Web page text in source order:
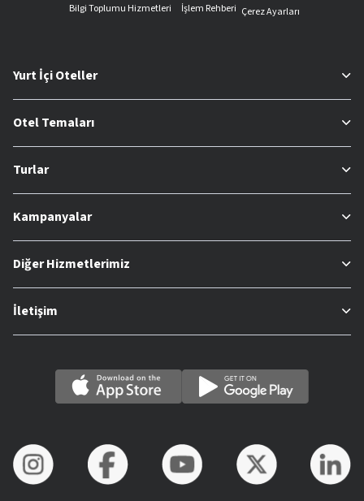
Bilgi Toplumu Hizmetleri
İşlem Rehberi Çerez Ayarları
Yurt İçi Oteller
Otel Temaları
Turlar
Kampanyalar
Diğer Hizmetlerimiz
İletişim